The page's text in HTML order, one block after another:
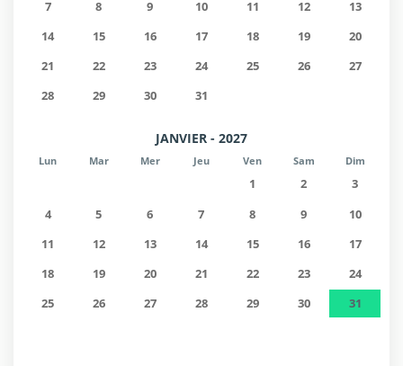
7
8 9 10 11 12
13
14
15 16 17 18 19
20
21
22 23 24 25 26
27
28
29 30 31
JANVIER - 2027
Lun Mar Mer Jeu Ven Sam Dim
1 2
3
4
5 6 7 8 9
10
11
12 13 14 15 16
17
18
19 20 21 22 23
24
25
26 27 28 29 30 31